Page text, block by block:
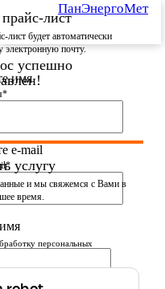
успешно
в ближайшее время.
лист
лист будет автоматически
электронную почту.
имя
e-mail
персональных
услугу
и мы свяжемся с Вами в
время.
ПанЭнергоМет